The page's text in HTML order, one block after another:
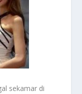
sekamar di